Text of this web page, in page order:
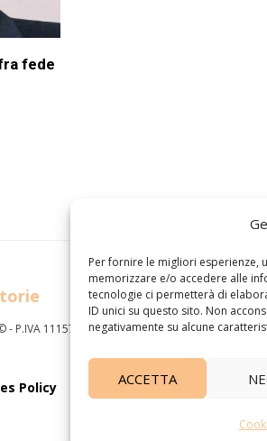
Per fornire le migliori esperienze,
memorizzare e/o accedere alle
tecnologie ci permetterà di
ID unici su questo sito. Non
negativamente su alcune
ACCETTA
fede
- P.IVA 11157710960
Policy